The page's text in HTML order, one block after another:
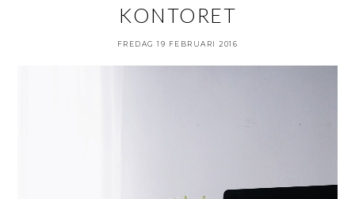
KONTORET
FREDAG 19 FEBRUARI 2016